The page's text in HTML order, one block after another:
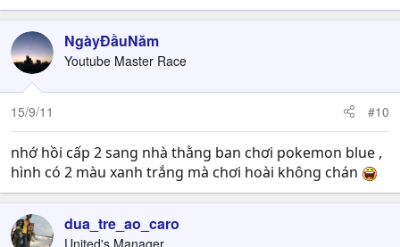
NgàyĐầuNăm
Youtube Master Race
15/9/11 #10
nhớ hồi cấp 2 sang nhà thằng ban chơi pokemon blue ,
hình có 2 màu xanh trắng mà chơi hoài không chán
dua_tre_ao_caro
United's Manager